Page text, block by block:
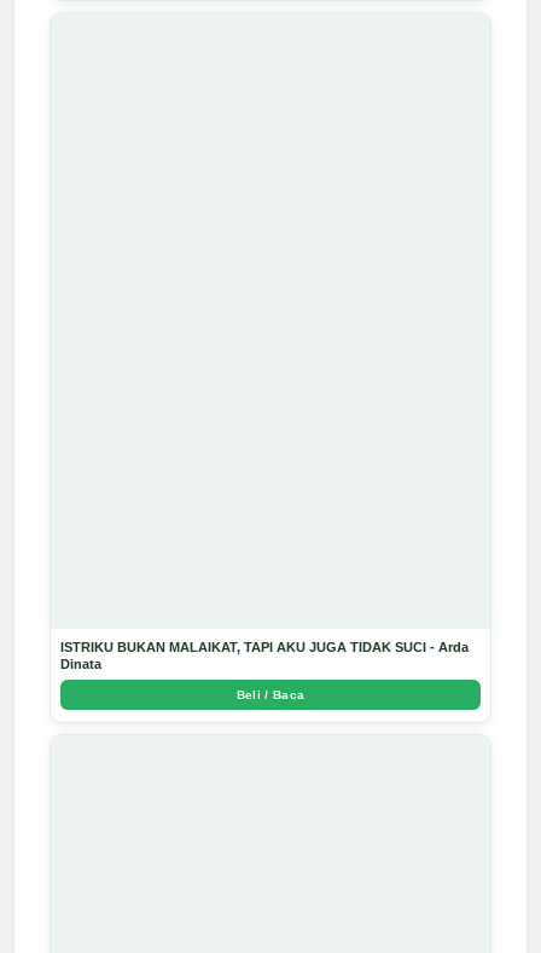
ISTRIKU BUKAN MALAIKAT, TAPI AKU JUGA TIDAK SUCI - Arda
Dinata
Beli / Baca